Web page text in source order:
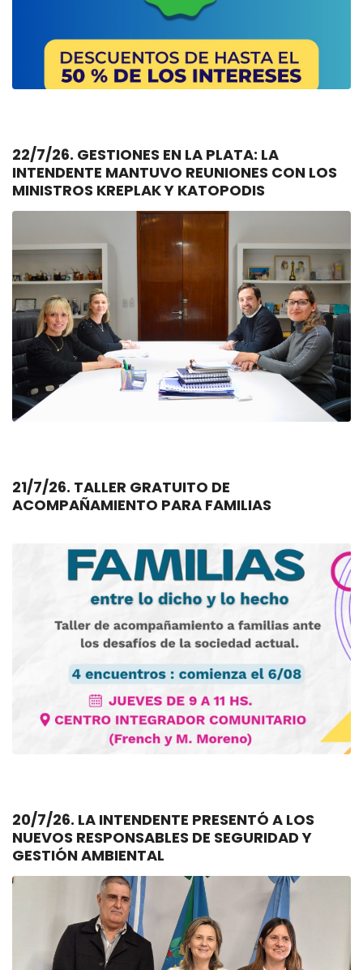
22/7/26. GESTIONES EN LA PLATA: LA
INTENDENTE MANTUVO REUNIONES CON LOS
MINISTROS KREPLAK Y KATOPODIS
21/7/26. TALLER GRATUITO DE
ACOMPAÑAMIENTO PARA FAMILIAS
20/7/26. LA INTENDENTE PRESENTÓ A LOS
NUEVOS RESPONSABLES DE SEGURIDAD Y
GESTIÓN AMBIENTAL